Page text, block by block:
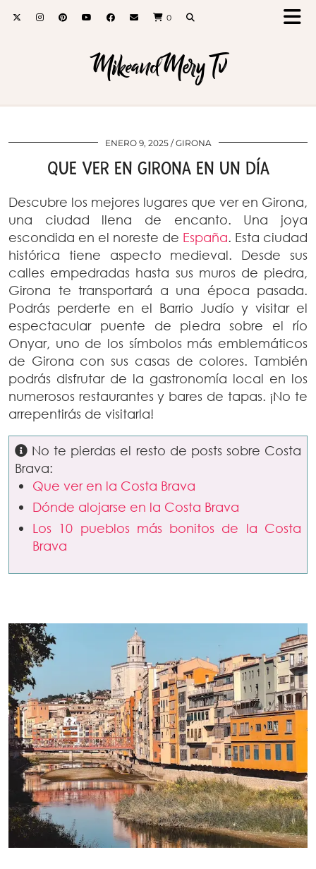
0
MikeandMery Tv
ENERO 9, 2025 GIRONA
QUE VER EN GIRONA EN UN DÍA
Descubre los mejores lugares que ver en Girona,
una ciudad llena de encanto. Una joya
escondida en el noreste de España. Esta ciudad
histórica tiene aspecto medieval. Desde sus
calles empedradas hasta sus muros de piedra,
Girona te transportará a una época pasada.
Podrás perderte en el Barrio Judío y visitar el
espectacular puente de piedra sobre el río
Onyar, uno de los símbolos más emblemáticos
de Girona con sus casas de colores. También
podrás disfrutar de la gastronomía local en los
numerosos restaurantes y bares de tapas. ¡No te
arrepentirás de visitarla!
No te pierdas el resto de posts sobre Costa
Brava:
Que ver en la Costa Brava
Dónde alojarse en la Costa Brava
Los 10 pueblos más bonitos de la Costa
Brava